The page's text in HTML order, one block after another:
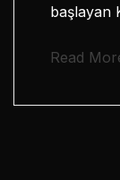
başlayan
Read